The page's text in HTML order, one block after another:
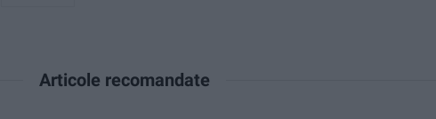
Articole recomandate